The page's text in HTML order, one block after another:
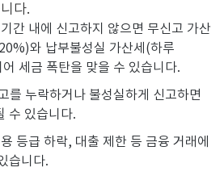
다.
간 내에 신고하지 않으면 무신고 가산
와 납부불성실 가산세(하루
세금 폭탄을 맞을 수 있습니다.
를 누락하거나 불성실하게 신고하면
수 있습니다.
등급 하락, 대출 제한 등 금융 거래에
습니다.